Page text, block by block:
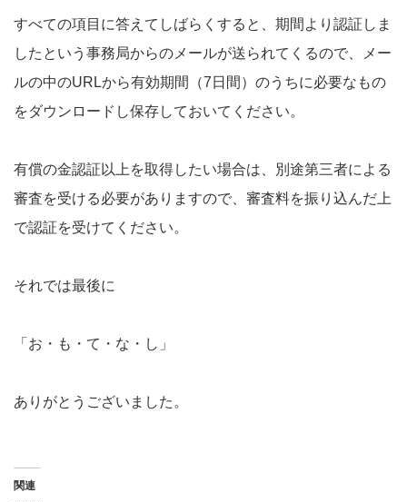
すべての項目に答えてしばらくすると、期間より認証しま
したという事務局からのメールが送られてくるので、メー
ルの中のURLから有効期間（7日間）のうちに必要なもの
をダウンロードし保存しておいてください。
有償の金認証以上を取得したい場合は、別途第三者による
審査を受ける必要がありますので、審査料を振り込んだ上
で認証を受けてください。
それでは最後に
「お・も・て・な・し」
ありがとうございました。
関連